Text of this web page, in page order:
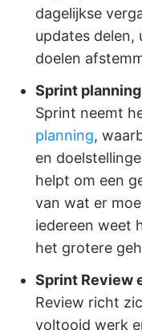
dagelijkse
updates delen,
doelen
Sprint planning
Sprint neemt
planning,
en
helpt om een
van wat er
iedereen weet
het grotere
Sprint Review
Review richt
voltooid werk